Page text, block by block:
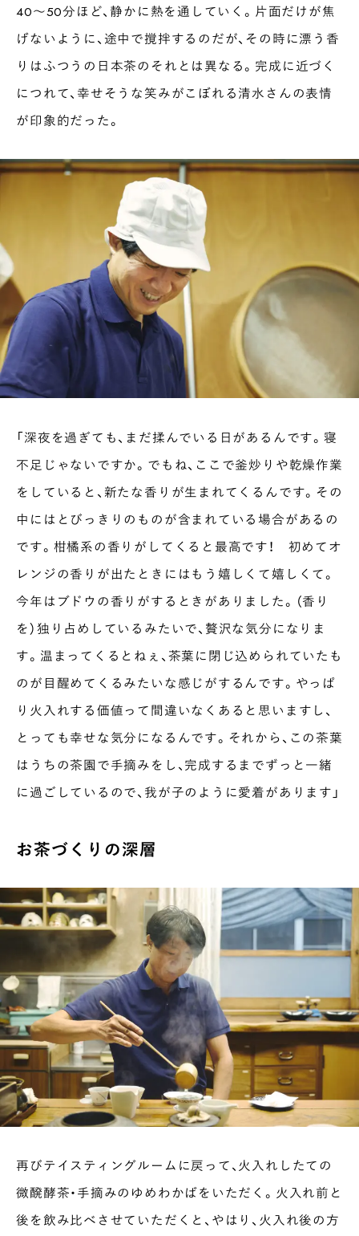
40〜50分ほど、静かに熱を通していく。片面だけが焦
げないように、途中で撹拌するのだが、その時に漂う香
りはふつうの日本茶のそれとは異なる。完成に近づく
につれて、幸せそうな笑みがこぼれる清水さんの表情
が印象的だった。
「深夜を過ぎても、まだ揉んでいる日があるんです。寝
不足じゃないですか。でもね、ここで釜炒りや乾燥作業
をしていると、新たな香りが生まれてくるんです。その
中にはとびっきりのものが含まれている場合があるの
です。柑橘系の香りがしてくると最高です！ 初めてオ
レンジの香りが出たときにはもう嬉しくて嬉しくて。
今年はブドウの香りがするときがありました。（香り
を）独り占めしているみたいで、贅沢な気分になりま
す。温まってくるとねぇ、茶葉に閉じ込められていたも
のが目醒めてくるみたいな感じがするんです。やっぱ
り火入れする価値って間違いなくあると思いますし、
とっても幸せな気分になるんです。それから、この茶葉
はうちの茶園で手摘みをし、完成するまでずっと一緒
に過ごしているので、我が子のように愛着があります」
お茶づくりの深層
再びテイスティングルームに戻って、火入れしたての
微醗酵茶・手摘みのゆめわかばをいただく。火入れ前と
後を飲み比べさせていただくと、やはり、火入れ後の方